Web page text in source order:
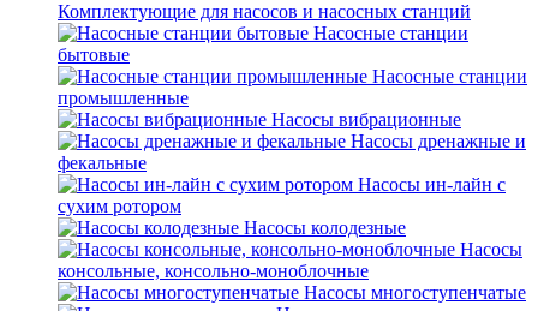
Комплектующие для насосов и насосных станций
Насосные станции
бытовые
Насосные станции
промышленные
Насосы вибрационные
Насосы дренажные и
фекальные
Насосы ин-лайн с
сухим ротором
Насосы колодезные
Насосы
консольные, консольно-моноблочные
Насосы многоступенчатые